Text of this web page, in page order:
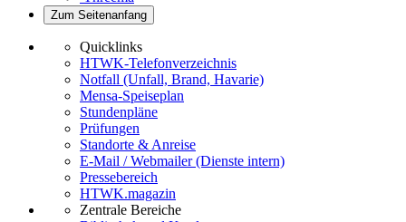
Zum Seitenanfang
Quicklinks
HTWK-Telefonverzeichnis
Notfall (Unfall, Brand, Havarie)
Mensa-Speiseplan
Stundenpläne
Prüfungen
Standorte & Anreise
E-Mail / Webmailer (Dienste intern)
Pressebereich
HTWK.magazin
Zentrale Bereiche